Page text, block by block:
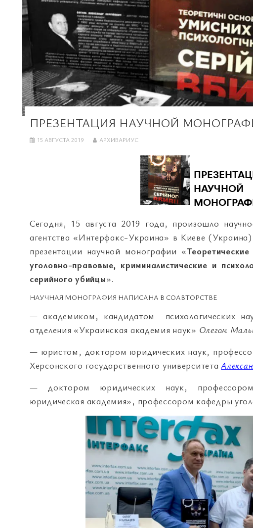
ПРЕЗЕНТАЦИЯ НАУЧНОЙ
15 АВГУСТА 2019 АРХИВАРИУС
Сегодня, 15 августа 2019 года, произошло
агентства «Интерфакс-Украина» в Киеве
презентации научной монографии «
уголовно-правовые, криминалистические и
серийного убийцы».
НАУЧНАЯ МОНОГРАФИЯ НАПИСАНА В СОАВТОРСТВЕ
— академиком, кандидатом психологических
отделения «Украинская академия наук» Олегом
— юристом, доктором юридических наук,
Херсонского государственного университета
— доктором юридических наук, профессором
юридическая академия», профессором кафедры